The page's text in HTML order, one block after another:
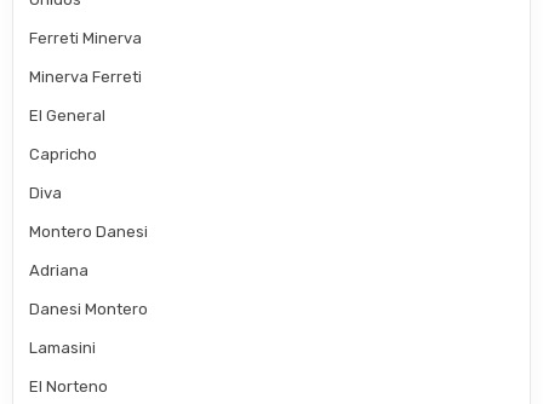
Ferreti Minerva
Minerva Ferreti
El General
Capricho
Diva
Montero Danesi
Adriana
Danesi Montero
Lamasini
El Norteno